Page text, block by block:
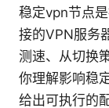
稳定vpn节点
接的VPN服务
测速、从切换
你理解影响稳
给出可执行的